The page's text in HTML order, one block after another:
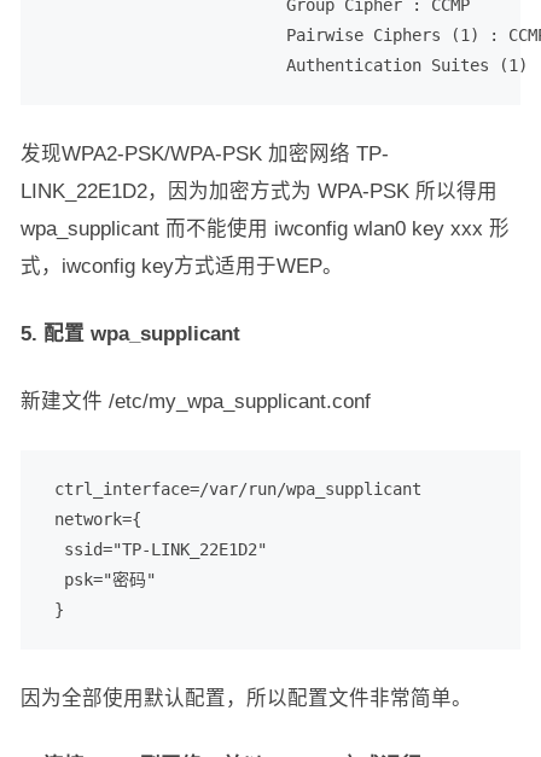
Group Cipher : CCMP
Pairwise Ciphers (1) :
Authentication Suites (1) :
发现WPA2-PSK/WPA-PSK 加密网络 TP-
LINK_22E1D2，因为加密方式为 WPA-PSK 所以得用
wpa_supplicant 而不能使用 iwconfig wlan0 key xxx 形
式，iwconfig key方式适用于WEP。
5. 配置 wpa_supplicant
新建文件 /etc/my_wpa_supplicant.conf
ctrl_interface=/var/run/wpa_supplicant
network={
ssid="TP-LINK_22E1D2"
psk="密码"
}
因为全部使用默认配置，所以配置文件非常简单。